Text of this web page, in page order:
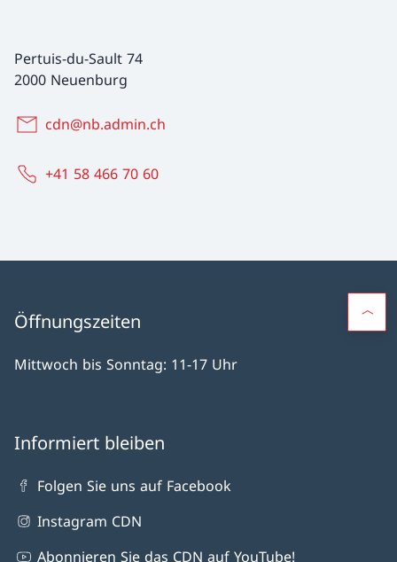
Pertuis-du-Sault 74
2000 Neuenburg
cdn@nb.admin.ch
+41 58 466 70 60
Öffnungszeiten
Mittwoch bis Sonntag: 11-17 Uhr
Informiert bleiben
Folgen Sie uns auf Facebook
Instagram CDN
Abonnieren Sie das CDN auf YouTube!